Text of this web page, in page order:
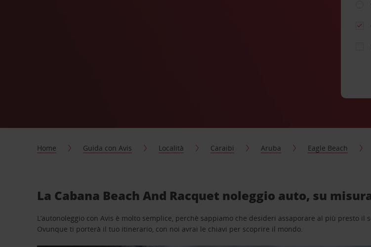
Home Guida con Avis Località Caraibi Aruba Eagle Beach
La Cabana Beach And Racquet noleggio auto, su
L’autonoleggio con Avis è molto semplice, perchè sappiamo che desideri assaporare al più presto
Ovunque ti porterà il tuo itinerario, con noi avrai le chiavi per scoprire il mondo.